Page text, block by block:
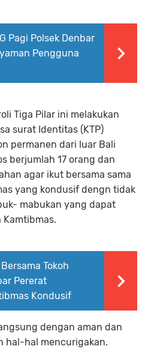
Pagi Polsek Denbar
Pengguna
Tiga Pilar ini melakukan
surat Identitas (KTP)
permanen dari luar Bali
berjumlah 17 orang dan
agar ikut bersama sama
yang kondusif dengn tidak
mabukan yang dapat
Tokoh
Pererat
Kondusif
dengan aman dan
hal-hal mencurigakan.